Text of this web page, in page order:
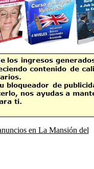
en La Mansión del